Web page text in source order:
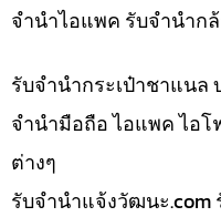
จำนำไอแพค รับจำนำก
รับจำนำกระเป๋าชาแนล
จำนำมือถือ ไอแพค ไอ
ต่างๆ
รับจํานําแจ้งวัฒนะ.com